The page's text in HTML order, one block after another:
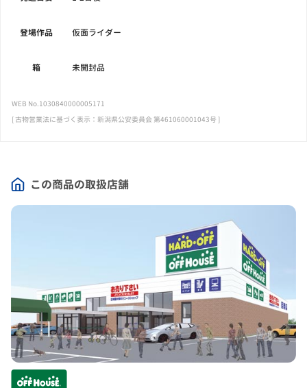
この商品の取扱店舗
登場作品 仮面ライダー
箱 未開封品
WEB No.1030840000005171
[ 古物営業法に基づく表示：新潟県公安委員会 第461060001043号 ]